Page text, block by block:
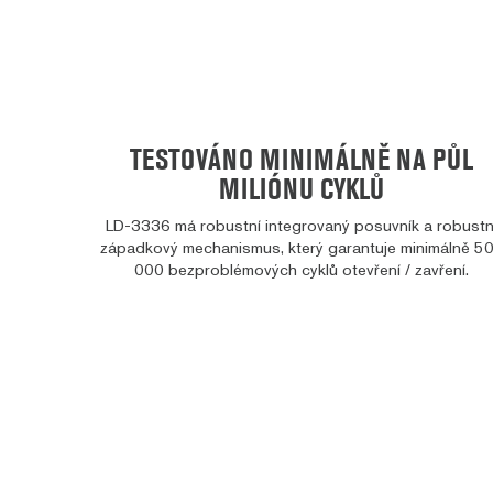
TESTOVÁNO MINIMÁLNĚ NA PŮL
MILIÓNU CYKLŮ
LD-3336 má robustní integrovaný posuvník a
západkový mechanismus, který garantuje minimálně
000 bezproblémových cyklů otevření / zavření.